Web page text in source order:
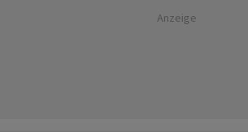
Anzeige